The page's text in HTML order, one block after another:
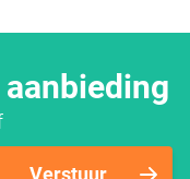
Verstuur